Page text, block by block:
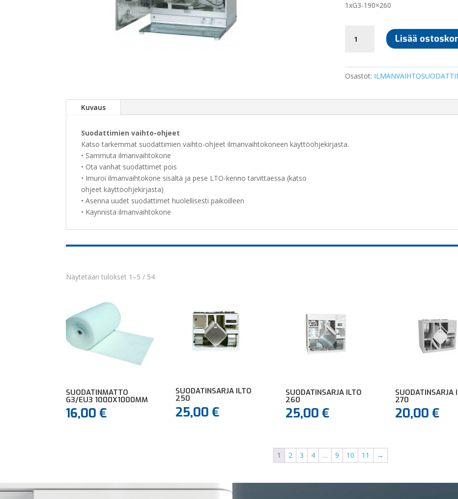
1xG3-190×260
SUODATINSARJA
ILMAVA
Lisää
Osastot:
Kuvaus
Suodattimien vaihto-ohjeet
Katso tarkemmat suodattimien vaihto-ohjeet ilmanvaihtokoneen käyttöohjekirjasta.
• Sammuta ilmanvaihtokone
• Ota vanhat suodattimet pois
• Imuroi ilmanvaihtokone sisältä ja pese LTO-kenno tarvittaessa (katso
ohjeet käyttöohjekirjasta)
• Asenna uudet suodattimet huolellisesti paikoilleen
• Käynnistä ilmanvaihtokone
Näytetään tulokset 1–5 / 54
SUODATINMATTO
G3/EU3 1000X1000MM
16,00€
SUODATINSARJA ILTO
250
25,00€
SUODATINSARJA ILTO
260
25,00 €
SUODATINSARJA
270
20,00 €
1 2 3 4 … 9 10 11 →